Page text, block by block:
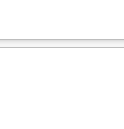
Monitorowanie